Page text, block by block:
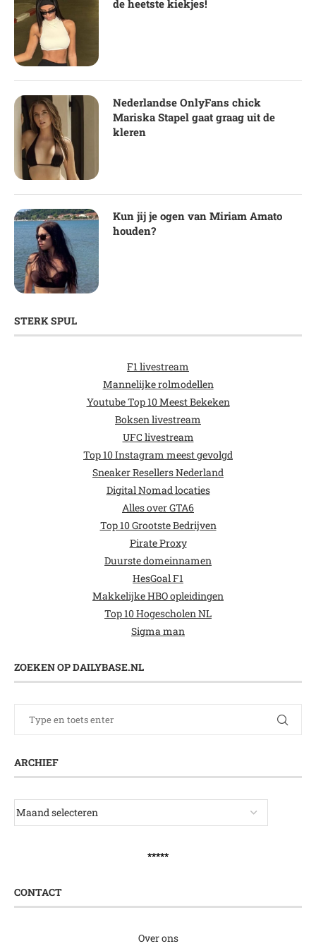
de heetste kiekjes!
Nederlandse OnlyFans chick
Mariska Stapel gaat graag uit de
kleren
Kun jij je ogen van Miriam Amato
houden?
STERK SPUL
F1 livestream
Mannelijke rolmodellen
Youtube Top 10 Meest Bekeken
Boksen livestream
UFC livestream
Top 10 Instagram meest gevolgd
Sneaker Resellers Nederland
Digital Nomad locaties
Alles over GTA6
Top 10 Grootste Bedrijven
Pirate Proxy
Duurste domeinnamen
HesGoal F1
Makkelijke HBO opleidingen
Top 10 Hogescholen NL
Sigma man
ZOEKEN OP DAILYBASE.NL
ARCHIEF
*****
CONTACT
Over ons